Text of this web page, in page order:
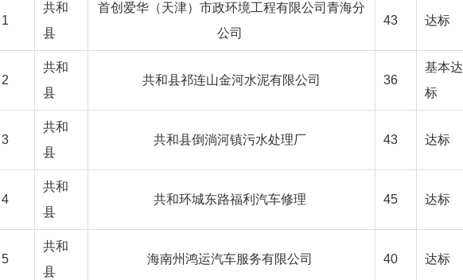
1
共和
县
首创爱华（天津）市政环境工程有限公司青海分
公司
43 达标
2
共和
县
共和县祁连山金河水泥有限公司 36
基本达
标
3
共和
县
共和县倒淌河镇污水处理厂 43 达标
4
共和
县
共和环城东路福利汽车修理 45 达标
5
共和
县
海南州鸿运汽车服务有限公司 40 达标